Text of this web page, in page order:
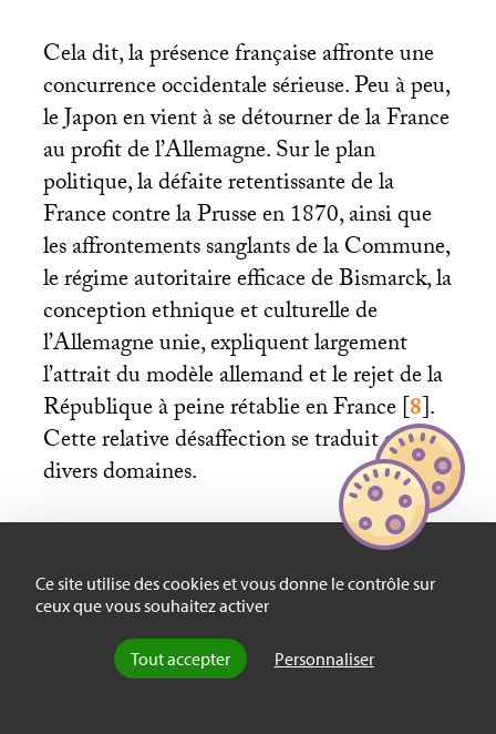
Ce site utilise des cookies et vous donne le contrôle sur
ceux que vous souhaitez activer
Tout accepter Personnaliser
Cela dit, la présence française affronte une
concurrence occidentale sérieuse. Peu à peu,
le Japon en vient à se détourner de la France
au profit de l’Allemagne. Sur le plan
politique, la défaite retentissante de la
France contre la Prusse en 1870, ainsi que
les affrontements sanglants de la Commune,
le régime autoritaire efficace de Bismarck, la
conception ethnique et culturelle de
l’Allemagne unie, expliquent largement
l’attrait du modèle allemand et le rejet de la
République à peine rétablie en France[8].
Cette relative désaffection se traduit en
divers domaines.
À vrai dire, chaque pays d’Occident
contribue, de façon plus ou moins
spécialisée, à la modernisation du Japon.
Dans les premières années de l’ère de Meiji